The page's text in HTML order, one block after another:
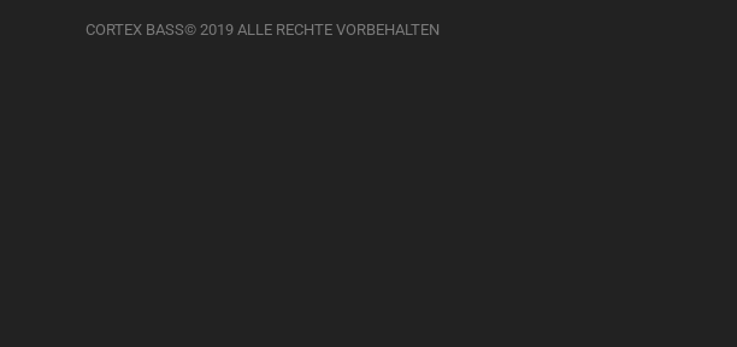
CORTEX BASS© 2019 ALLE RECHTE VORBEHALTEN